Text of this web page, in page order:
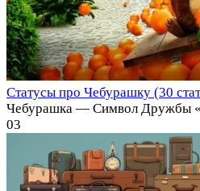
Статусы про Чебурашку (30
Чебурашка — Символ Дружбы
03